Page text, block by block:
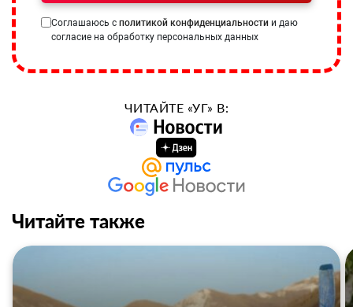
Соглашаюсь с политикой конфиденциальности и даю
согласие на обработку персональных данных
ЧИТАЙТЕ «УГ» В:
Читайте также